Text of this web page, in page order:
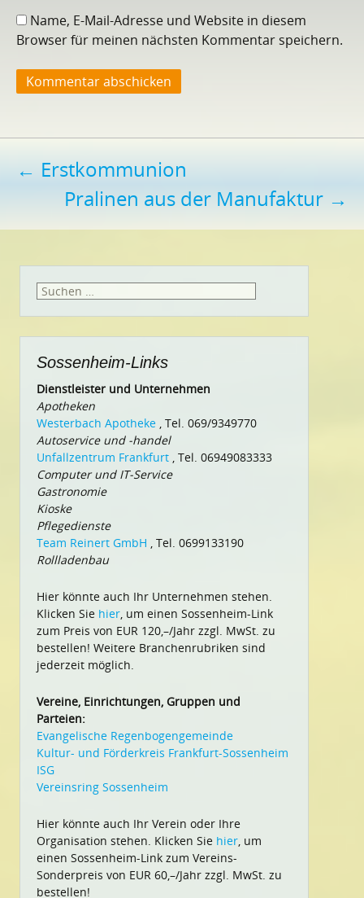
Name, E-Mail-Adresse und Website in diesem
Browser für meinen nächsten Kommentar speichern.
Beitragsnavigation
← Erstkommunion
Pralinen aus der Manufaktur →
Suchen
Sossenheim-Links
Dienstleister und Unternehmen
Apotheken
Westerbach Apotheke , Tel. 069/9349770
Autoservice und -handel
Unfallzentrum Frankfurt , Tel. 06949083333
Computer und IT-Service
Gastronomie
Kioske
Pflegedienste
Team Reinert GmbH , Tel. 0699133190
Rollladenbau
Hier könnte auch Ihr Unternehmen stehen.
Klicken Sie hier, um einen Sossenheim-Link
zum Preis von EUR 120,–/Jahr zzgl. MwSt. zu
bestellen! Weitere Branchenrubriken sind
jederzeit möglich.
Vereine, Einrichtungen, Gruppen und
Parteien:
Evangelische Regenbogengemeinde
Kultur- und Förderkreis Frankfurt-Sossenheim
ISG
Vereinsring Sossenheim
Hier könnte auch Ihr Verein oder Ihre
Organisation stehen. Klicken Sie hier, um
einen Sossenheim-Link zum Vereins-
Sonderpreis von EUR 60,–/Jahr zzgl. MwSt. zu
bestellen!